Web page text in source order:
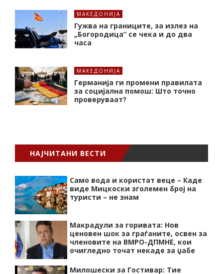
МАКЕДОНИЈА
Гужва на границите, за излез на
„Богородица“ се чека и до два
часа
МАКЕДОНИЈА
Германија ги промени правилата
за социјална помош: Што точно
проверуваат?
НАЈЧИТАНИ ВЕСТИ
Само вода и користат веце – Каде
виде Мицкоски зголемен број на
туристи – не знам
Макрадули за горивата: Нов
ценовен шок за граѓаните, освен за
членовите на ВМРО-ДПМНЕ, кои
очигледно точат некаде за џабе
Милошески за Гостивар: Тие